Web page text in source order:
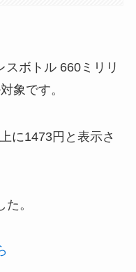
ボトル 660ミリリ
象です。
に1473円と表示さ
。